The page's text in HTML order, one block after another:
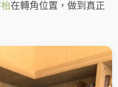
枱在轉角位置，做到真正